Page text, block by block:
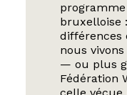
bruxelloise
différences
nous
— ou plus
Fédération